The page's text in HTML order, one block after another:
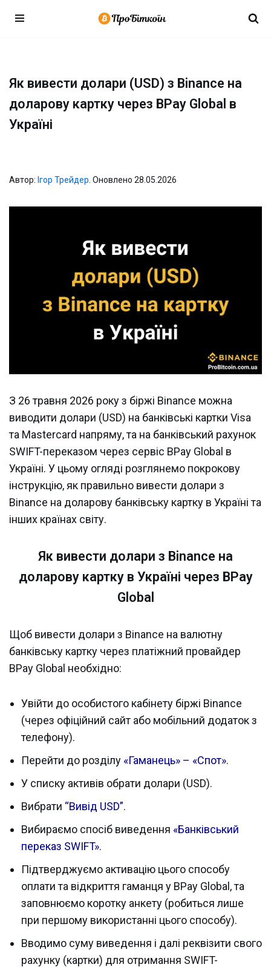
Як вивести долари (USD) з Binance на
доларову картку через BPay Global в
Україні
Автор: Ігор Трейдер . Оновлено 28.05.2026
З 26 травня 2026 року з біржі Binance можна
виводити долари (USD) на банківські картки Visa
та Mastercard напряму, та на банківський рахунок
SWIFT-переказом через сервіс BPay Global в
Україні. У цьому огляді розглянемо покрокову
інструкцію, як правильно вивести долари з
Binance на доларову банківську картку в Україні та
інших країнах світу.
Як вивести долари з Binance на
доларову картку в Україні через BPay
Global
Щоб вивести долари з Binance на валютну
банківську картку через платіжний провайдер
BPay Global необхідно:
Увійти до особистого кабінету біржі Binance
(через офіційний сайт або мобільний додаток з
телефону).
Перейти до розділу «Гаманець» – «Спот».
У списку активів обрати долари (USD).
Вибрати “Вивід USD”.
Вибираємо спосіб виведення «Банківський
переказ SWIFT».
Підтверджуємо активацію цього способу
оплати та відкриття гаманця у BPay Global, та
заповнюємо коротку анкету (робиться лише
при першому використанні цього способу).
Вводимо суму виведення і далі реквізити свого
рахунку (картки) для отримання SWIFT-